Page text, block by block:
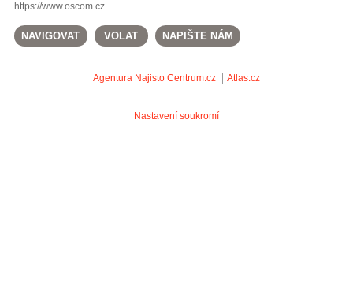
https://www.oscom.cz
NAVIGOVAT VOLAT NAPIŠTE NÁM
Agentura Najisto Centrum.cz Atlas.cz
Nastavení soukromí